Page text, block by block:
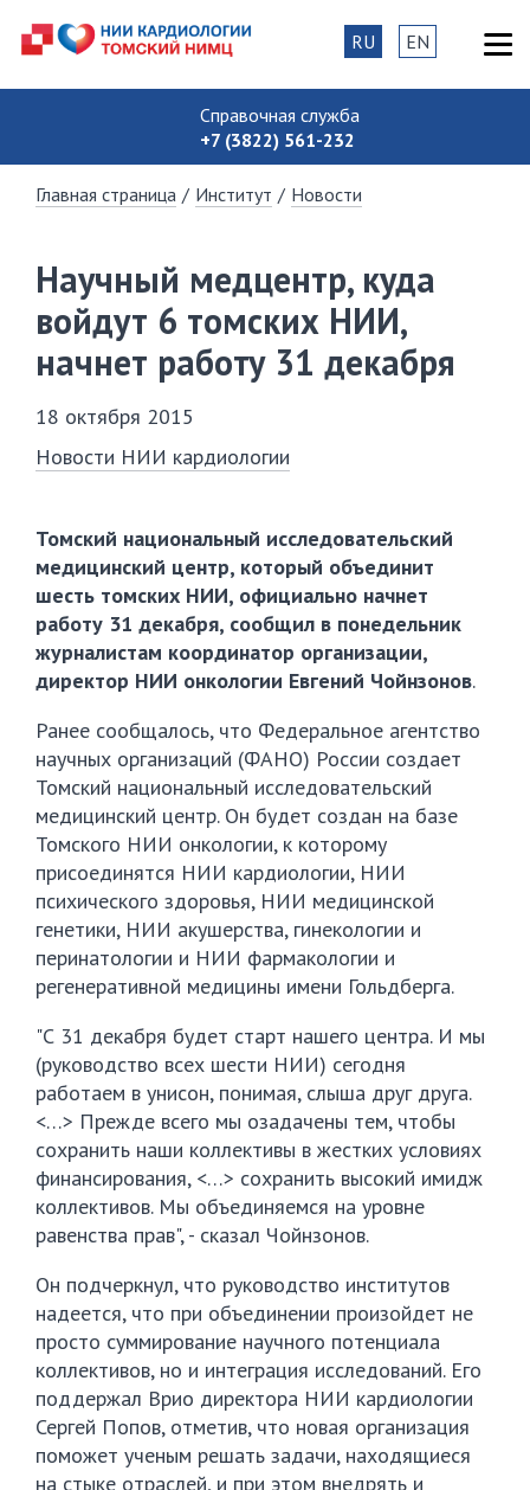
Справочная служба
+7 (3822) 561-232
RU EN
Главная страница / Институт / Новости
Научный медцентр, куда
войдут 6 томских НИИ,
начнет работу 31 декабря
18 октября 2015
Новости НИИ кардиологии
Томский национальный исследовательский
медицинский центр, который объединит
шесть томских НИИ, официально начнет
работу 31 декабря, сообщил в понедельник
журналистам координатор организации,
директор НИИ онкологии Евгений Чойнзонов.
Ранее сообщалось, что Федеральное агентство
научных организаций (ФАНО) России создает
Томский национальный исследовательский
медицинский центр. Он будет создан на базе
Томского НИИ онкологии, к которому
присоединятся НИИ кардиологии, НИИ
психического здоровья, НИИ медицинской
генетики, НИИ акушерства, гинекологии и
перинатологии и НИИ фармакологии и
регенеративной медицины имени Гольдберга.
"С 31 декабря будет старт нашего центра. И мы
(руководство всех шести НИИ) сегодня
работаем в унисон, понимая, слыша друг друга.
<…> Прежде всего мы озадачены тем, чтобы
сохранить наши коллективы в жестких условиях
финансирования, <…> сохранить высокий имидж
коллективов. Мы объединяемся на уровне
равенства прав", - сказал Чойнзонов.
Он подчеркнул, что руководство институтов
надеется, что при объединении произойдет не
просто суммирование научного потенциала
коллективов, но и интеграция исследований. Его
поддержал Врио директора НИИ кардиологии
Сергей Попов, отметив, что новая организация
поможет ученым решать задачи, находящиеся
на стыке отраслей, и при этом внедрять и